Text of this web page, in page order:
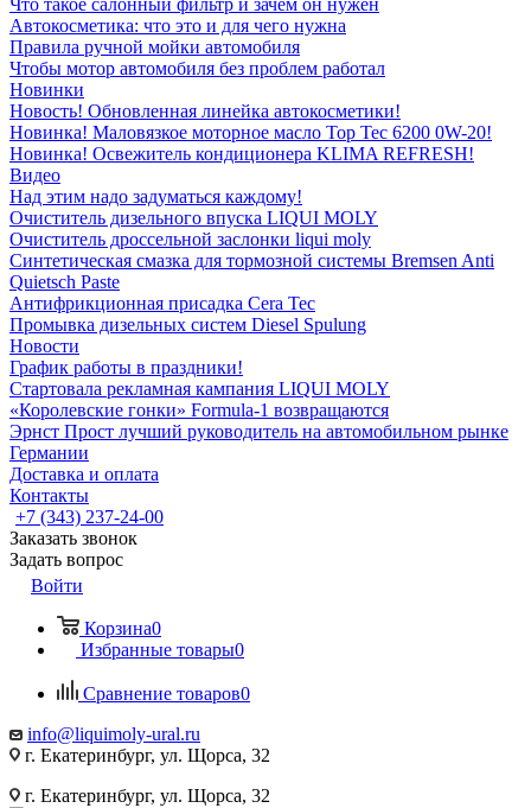
Что такое салонный фильтр и зачем он нужен
Автокосметика: что это и для чего нужна
Правила ручной мойки автомобиля
Чтобы мотор автомобиля без проблем работал
Новинки
Новость! Обновленная линейка автокосметики!
Новинка! Маловязкое моторное масло Top Tec 6200 0W-20!
Новинка! Освежитель кондиционера KLIMA REFRESH!
Видео
Над этим надо задуматься каждому!
Очиститель дизельного впуска LIQUI MOLY
Очиститель дроссельной заслонки liqui moly
Синтетическая смазка для тормозной системы Bremsen Anti
Quietsch Paste
Антифрикционная присадка Cera Tec
Промывка дизельных систем Diesel Spulung
Новости
График работы в праздники!
Стартовала рекламная кампания LIQUI MOLY
«Королевские гонки» Formula-1 возвращаются
Эрнст Прост лучший руководитель на автомобильном рынке
Германии
Доставка и оплата
Контакты
+7 (343) 237-24-00
Заказать звонок
Задать вопрос
Войти
Корзина0
Избранные товары0
Сравнение товаров0
info@liquimoly-ural.ru
г. Екатеринбург, ул. Щорса, 32
г. Екатеринбург, ул. Щорса, 32